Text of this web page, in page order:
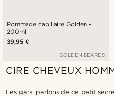
Pommade capillaire Golden -
200ml
39,95 €
GOLDEN BEARDS
CIRE CHEVEUX
Les gars, parlons de ce petit